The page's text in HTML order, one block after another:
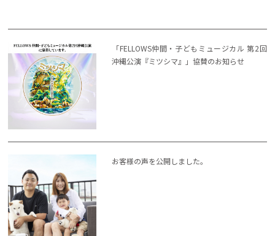
「FELLOWS仲間・子どもミュージカル 第2回
沖縄公演『ミツシマ』」協賛のお知らせ
お客様の声を公開しました。